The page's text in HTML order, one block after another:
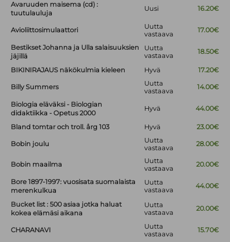
Avaruuden maisema (cd) :
tuutulauluja
Uusi 16.20€
Avioliittosimulaattori
Uutta
vastaava
17.00€
Bestikset Johanna ja Ulla salaisuuksien
jäjillä
Uutta
vastaava
18.50€
BIKINIRAJAUS näkökulmia kieleen Hyvä 17.20€
Billy Summers
Uutta
vastaava
14.00€
Biologia eläväksi - Biologian
didaktiikka - Opetus 2000
Hyvä 44.00€
Bland tomtar och troll. årg 103 Hyvä 23.00€
Bobin joulu
Uutta
vastaava
28.00€
Bobin maailma
Uutta
vastaava
20.00€
Bore 1897-1997: vuosisata suomalaista
merenkulkua
Uutta
vastaava
44.00€
Bucket list : 500 asiaa jotka haluat
kokea elämäsi aikana
Uutta
vastaava
20.00€
CHARANAVI
Uutta
vastaava
15.70€